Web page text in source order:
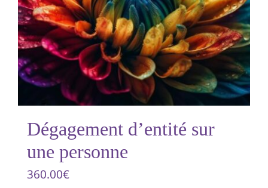
Dégagement d’entité sur
une personne
360.00€